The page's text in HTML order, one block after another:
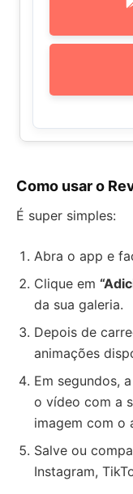
Como usar o
É super simples:
Abra o app e
Clique em
da sua galeria.
Depois de
animações
Em segundos,
o vídeo com a
imagem com o
Salve ou
Instagram,